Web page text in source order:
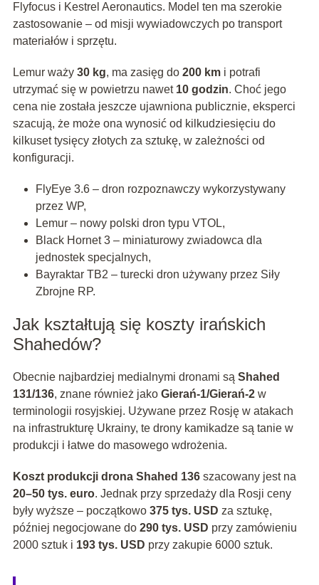
Flyfocus i Kestrel Aeronautics. Model ten ma szerokie
zastosowanie – od misji wywiadowczych po transport
materiałów i sprzętu.
Lemur waży 30 kg, ma zasięg do 200 kmi potrafi
utrzymać się w powietrzu nawet 10 godzin. Choć jego
cena nie została jeszcze ujawniona publicznie, eksperci
szacują, że może ona wynosić od kilkudziesięciu do
kilkuset tysięcy złotych za sztukę, w zależności od
konfiguracji.
FlyEye 3.6 – dron rozpoznawczy wykorzystywany
przez WP,
Lemur – nowy polski dron typu VTOL,
Black Hornet 3 – miniaturowy zwiadowca dla
jednostek specjalnych,
Bayraktar TB2 – turecki dron używany przez Siły
Zbrojne RP.
Jak kształtują się koszty irańskich
Shahedów?
Obecnie najbardziej medialnymi dronami są Shahed
131/136, znane również jako Gierań-1/Gierań-2w
terminologii rosyjskiej. Używane przez Rosję w atakach
na infrastrukturę Ukrainy, te drony kamikadze są tanie w
produkcji i łatwe do masowego wdrożenia.
Koszt produkcji drona Shahed 136szacowany jest na
20–50 tys. euro. Jednak przy sprzedaży dla Rosji ceny
były wyższe – początkowo 375 tys. USD za sztukę,
później negocjowane do 290 tys. USD przy zamówieniu
2000 sztuk i 193 tys. USD przy zakupie 6000 sztuk.